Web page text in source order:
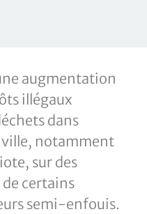
augmentation
illégaux
dans
ville, notamment
sur des
certains
semi-enfouis.